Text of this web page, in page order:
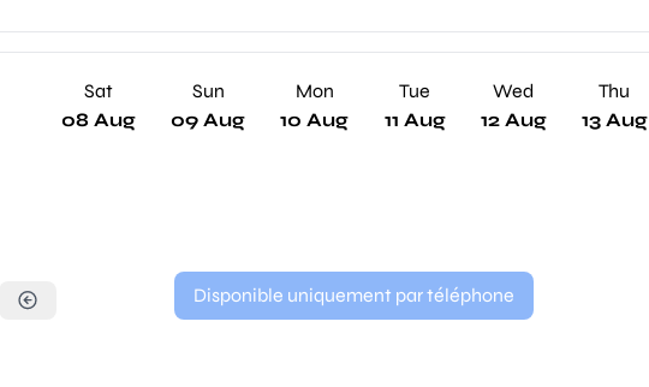
Sat
08 Aug
Sun
09 Aug
Mon
10 Aug
Tue
11 Aug
Wed
12 Aug
Thu
13 Aug
Disponible uniquement par téléphone